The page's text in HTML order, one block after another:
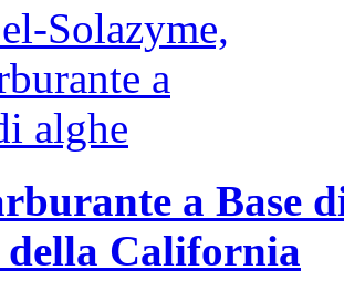
a Base
California